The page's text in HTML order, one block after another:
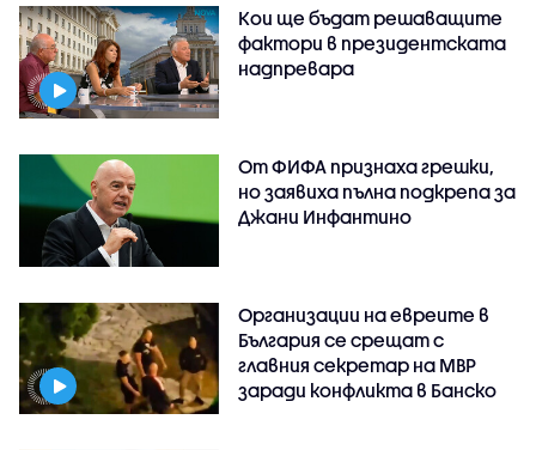
Кои ще бъдат решаващите
фактори в президентската
надпревара
От ФИФА признаха грешки,
но заявиха пълна подкрепа за
Джани Инфантино
Организации на евреите в
България се срещат с
главния секретар на МВР
заради конфликта в Банско